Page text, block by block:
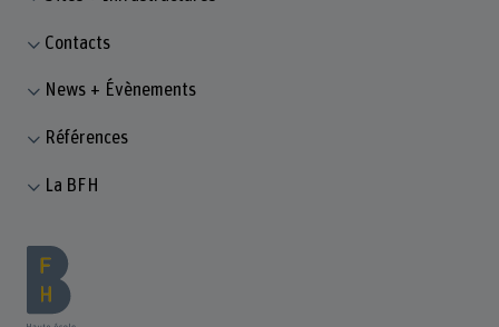
Contacts
News + Évènements
Références
La BFH